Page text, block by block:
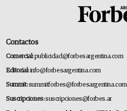
Contactos
Comercial:publicidad@forbesargentina.com
Editorial:info@forbesargentina.com
Summit:summitforbes@forbesargentina.com
Suscripciones:suscripciones@forbes.ar